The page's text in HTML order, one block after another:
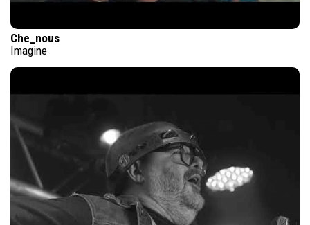
Che_nous
Imagine